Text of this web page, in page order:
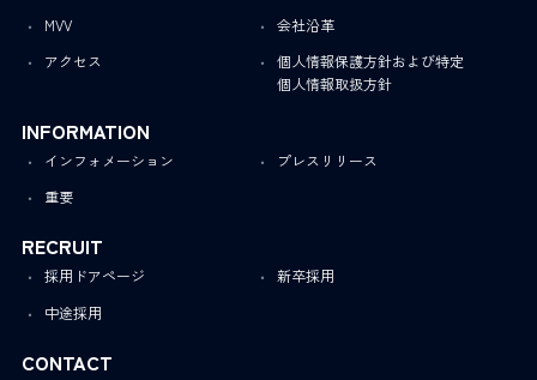
MVV
会社沿革
アクセス
個人情報保護方針および特定
個人情報取扱方針
INFORMATION
インフォメーション
プレスリリース
重要
RECRUIT
採用ドアページ
新卒採用
中途採用
CONTACT